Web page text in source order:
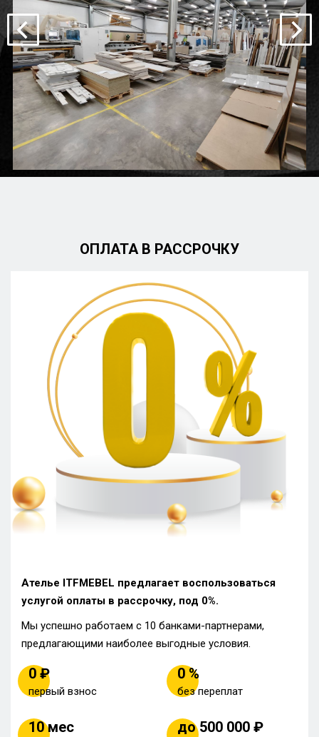
ОПЛАТА В РАССРОЧКУ
Ателье ITFMEBEL предлагает воспользоваться
услугой оплаты в рассрочку, под 0%.
Мы успешно работаем с 10 банками-партнерами,
предлагающими наиболее выгодные условия.
0 ₽
первый взнос
0 %
без переплат
10 мес до 500 000 ₽